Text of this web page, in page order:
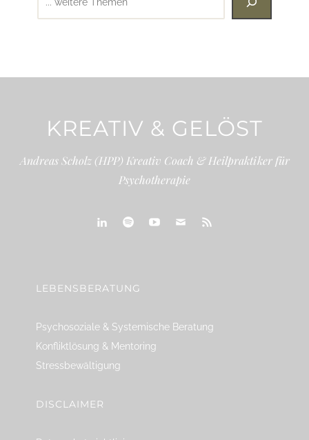
KREATIV & GELÖST
Andreas Scholz (HPP) Kreativ Coach & Heilpraktiker für
Psychotherapie
LEBENSBERATUNG
Psychosoziale & Systemische Beratung
Konfliktlösung & Mentoring
Stressbewältigung
DISCLAIMER